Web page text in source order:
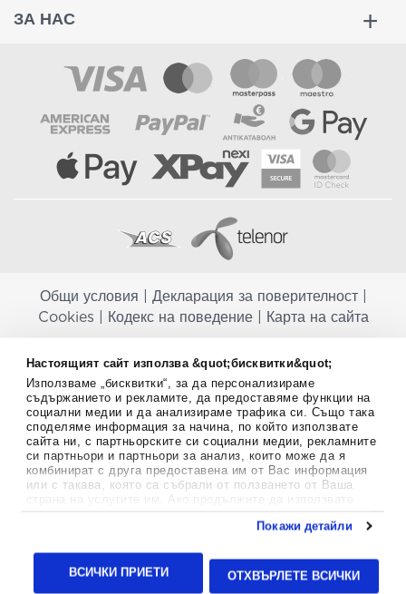
Настоящият сайт използва &quot;бисквитки&quot;
Използваме „бисквитки“, за да персонализираме
съдържанието и рекламите, да предоставяме функции на
социални медии и да анализираме трафика си. Също така
споделяме информация за начина, по който използвате
сайта ни, с партньорските си социални медии, рекламните
си партньори и партньори за анализ, които може да я
комбинират с друга предоставена им от Вас информация
или с такава, която са събрали от ползването от Ваша
страна на услугите им. Ако продължите да използвате
тук.
Покажи детайли
ВСИЧКИ ПРИЕТИ ОТХВЪРЛЕТЕ ВСИЧКИ
ЗА НАС
Общи условия Декларация за поверителност|
Cookies
Кодекс на поведение| Карта на сайта
заместват балансираната диета и не са предназначени за
профилактика, лечение или лечение на човешки заболявания.
Консултирайте се с Вашия лекар, ако сте бременна, кърмите,
приемате лекарства или имате някакви здравословни проблеми,
преди да използвате някаква хранителна добавка. Непрекъснато се
стремим да ви предоставяме точна и валидна информация. Ако
имате някакви въпроси или коментари относно тях, моля свържете
се с нас.
Aptekapromahon.com eBusinessTeam • Website by
24lc.gr